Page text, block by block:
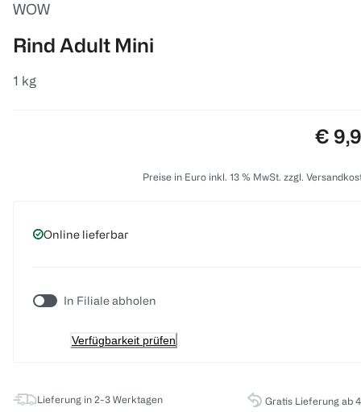
WOW
Rind Adult Mini
1 kg
€
Preise in Euro inkl. 13 % MwSt. zzgl.
Online lieferbar
In Filiale abholen
Verfügbarkeit prüfen
Lieferung in 2-3 Werktagen Gratis Lieferung ab